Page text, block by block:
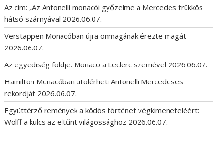
Az cím: „Az Antonelli monacói győzelme a Mercedes trükkös
hátsó szárnyával 2026.06.07.
Verstappen Monacóban újra önmagának érezte magát
2026.06.07.
Az egyediség földje: Monaco a Leclerc szemével 2026.06.07.
Hamilton Monacóban utolérheti Antonelli Mercedeses
rekordját 2026.06.07.
Együttérző remények a ködös történet végkimeneteléért:
Wolff a kulcs az eltűnt világossághoz 2026.06.07.